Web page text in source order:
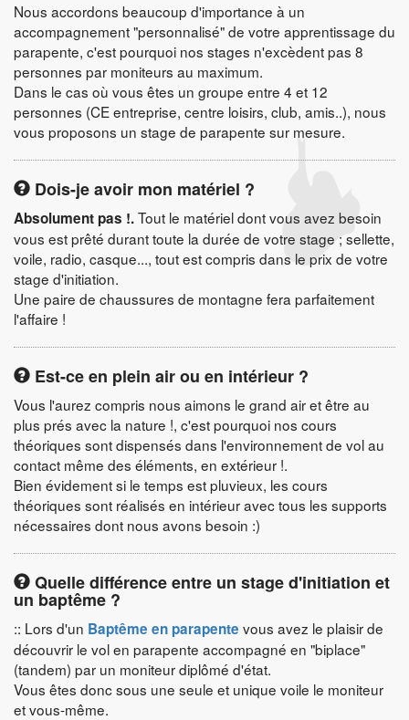
Nous accordons beaucoup d'importance à un
accompagnement "personnalisé" de votre apprentissage du
parapente, c'est pourquoi nos stages n'excèdent pas 8
personnes par moniteurs au maximum.
Dans le cas où vous êtes un groupe entre 4 et 12
personnes (CE entreprise, centre loisirs, club, amis..), nous
vous proposons un stage de parapente sur mesure.
Dois-je avoir mon matériel ?
Absolument pas !.Tout le matériel dont vous avez besoin
vous est prêté durant toute la durée de votre stage ; sellette,
voile, radio, casque..., tout est compris dans le prix de votre
stage d'initiation.
Une paire de chaussures de montagne fera parfaitement
l'affaire !
Est-ce en plein air ou en intérieur ?
Vous l'aurez compris nous aimons le grand air et être au
plus prés avec la nature !, c'est pourquoi nos cours
théoriques sont dispensés dans l'environnement de vol au
contact même des éléments, en extérieur !.
Bien évidement si le temps est pluvieux, les cours
théoriques sont réalisés en intérieur avec tous les supports
nécessaires dont nous avons besoin :)
Quelle différence entre un stage d'initiation et
un baptême ?
:: Lors d'un Baptême en parapente vous avez le plaisir de
découvrir le vol en parapente accompagné en "biplace"
(tandem) par un moniteur diplômé d'état.
Vous êtes donc sous une seule et unique voile le moniteur
et vous-même.